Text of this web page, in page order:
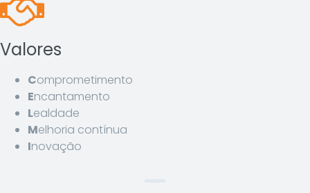
Valores
Comprometimento
Encantamento
Lealdade
Melhoria contínua
Inovação